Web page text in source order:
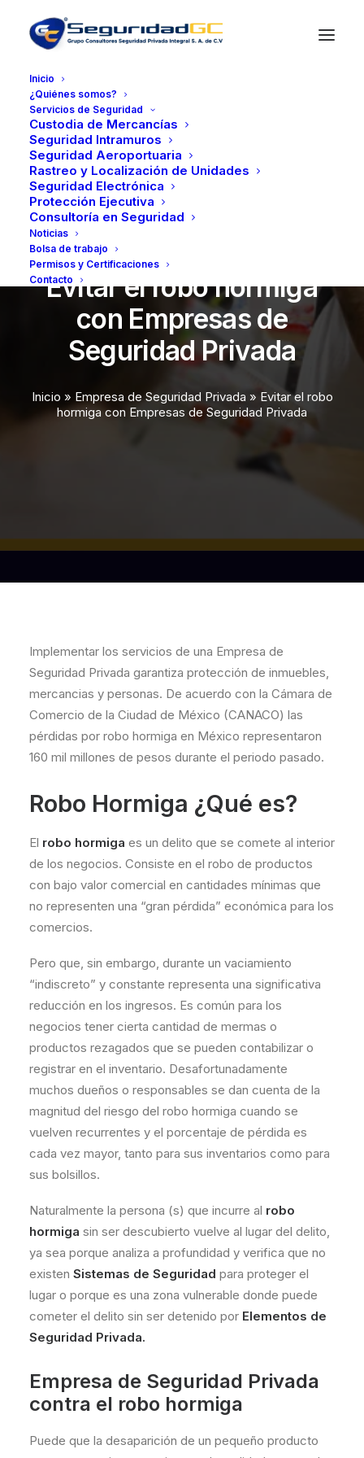
Inicio
¿Quiénes somos?
Servicios de Seguridad
Custodia de Mercancías
Seguridad Intramuros
Seguridad Aeroportuaria
Rastreo y Localización de Unidades
Seguridad Electrónica
Protección Ejecutiva
Consultoría en Seguridad
Noticias
Bolsa de trabajo
Permisos y Certificaciones
Contacto
enero 10, 2023
Evitar el robo hormiga
con Empresas de
Seguridad Privada
Inicio » Empresa de Seguridad Privada » Evitar el robo
hormiga con Empresas de Seguridad Privada
Implementar los servicios de una Empresa de
Seguridad Privada garantiza protección de inmuebles,
mercancias y personas. De acuerdo con la Cámara de
Comercio de la Ciudad de México (CANACO) las
pérdidas por robo hormiga en México representaron
160 mil millones de pesos durante el periodo pasado.
Robo Hormiga ¿Qué es?
El robo hormiga es un delito que se comete al interior
de los negocios. Consiste en el robo de productos
con bajo valor comercial en cantidades mínimas que
no representen una “gran pérdida” económica para los
comercios.
Pero que, sin embargo, durante un vaciamiento
“indiscreto” y constante representa una significativa
reducción en los ingresos. Es común para los
negocios tener cierta cantidad de mermas o
productos rezagados que se pueden contabilizar o
registrar en el inventario. Desafortunadamente
muchos dueños o responsables se dan cuenta de la
magnitud del riesgo del robo hormiga cuando se
vuelven recurrentes y el porcentaje de pérdida es
cada vez mayor, tanto para sus inventarios como para
sus bolsillos.
Naturalmente la persona (s) que incurre al robo
hormiga sin ser descubierto vuelve al lugar del delito,
ya sea porque analiza a profundidad y verifica que no
existen Sistemas de Seguridad para proteger el
lugar o porque es una zona vulnerable donde puede
cometer el delito sin ser detenido por Elementos de
Seguridad Privada.
Empresa de Seguridad Privada
contra el robo hormiga
Puede que la desaparición de un pequeño producto